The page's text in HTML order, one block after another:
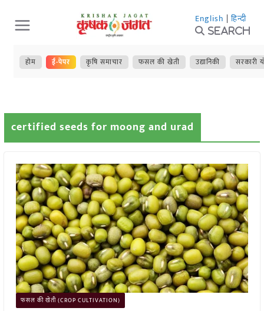
Skip
to
content
English | हिन्दी
Search
होम ई-पेपर कृषि समाचार फसल की खेती उद्यानिकी सरकारी
certified seeds for moong and urad
फसल की खेती (CROP CULTIVATION)